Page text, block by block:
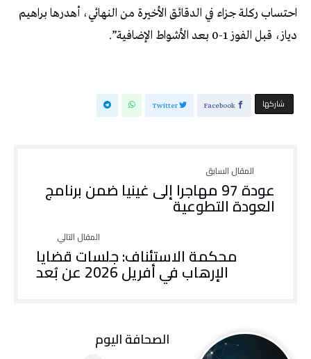
احتساب ركلة جزاء في الدقائق الأخيرة من النهائي، أهدرها ‌براهيم
دياز، قبل الفوز 1-0 بعد ‌الأشواط ⁠الإضافية”.
‫‫ شاركها‬ Facebook
Twitter
عودة 97 مهاجرا إلى غينيا ضمن برنامج
العودة التطوعية
محكمة الاستئناف: جلسات قضايا
الإرهاب في أفريل 2026 عن بُعد